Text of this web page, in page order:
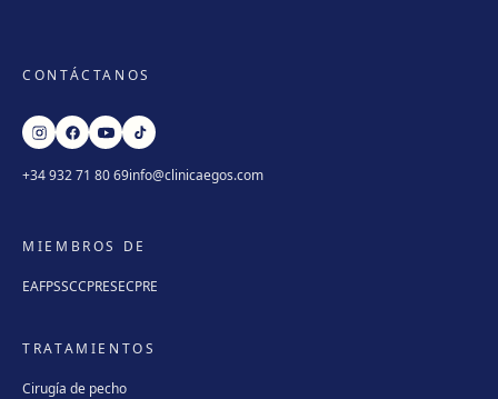
CONTÁCTANOS
+34 932 71 80 69info@clinicaegos.com
MIEMBROS DE
EAFPSSCCPRESECPRE
TRATAMIENTOS
Cirugía de pecho